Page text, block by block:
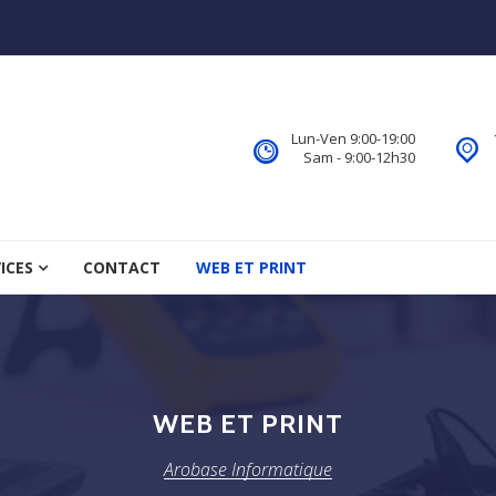
Lun-Ven 9:00-19:00
Sam - 9:00-12h30
CONTACT WEB ET PRINT
WEB ET PRINT
Arobase Informatique